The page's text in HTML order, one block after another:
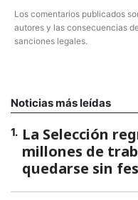
Los comentarios publicados
autores y las consecuencias
sanciones legales.
Noticias más leídas
1. La Selección
millones de
quedarse sin